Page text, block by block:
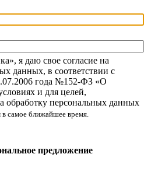
я даю свое согласие на
данных, в соответствии с
года №152-ФЗ «О
и для целей,
обработку персональных данных
самое ближайшее время.
предложение